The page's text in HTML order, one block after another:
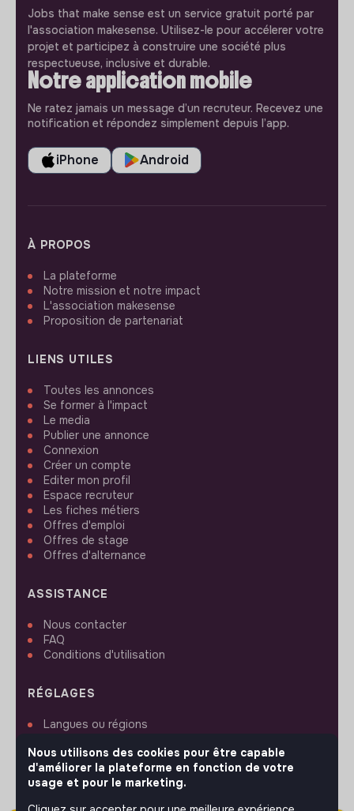
Jobs that make sense est un service gratuit porté par
l'association makesense. Utilisez-le pour accélerer votre
projet et participez à construire une société plus
respectueuse, inclusive et durable.
Notre application mobile
Ne ratez jamais un message d’un recruteur. Recevez une
notification et répondez simplement depuis l’app.
iPhone Android
À PROPOS
La plateforme
Notre mission et notre impact
L'association makesense
Proposition de partenariat
LIENS UTILES
Toutes les annonces
Se former à l'impact
Le media
Publier une annonce
Connexion
Créer un compte
Editer mon profil
Espace recruteur
Les fiches métiers
Offres d'emploi
Offres de stage
Offres d'alternance
ASSISTANCE
Nous contacter
FAQ
Conditions d'utilisation
RÉGLAGES
Langues ou régions
Paramètres des cookies
Nous utilisons des cookies pour être capable
d'améliorer la plateforme en fonction de votre
usage et pour le marketing.